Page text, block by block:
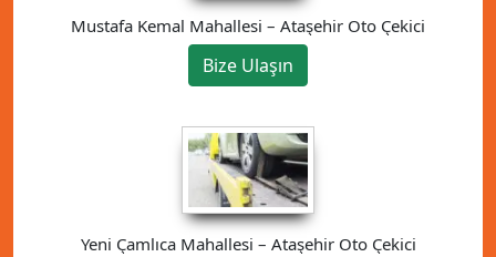
Mustafa Kemal Mahallesi – Ataşehir Oto Çekici
Bize Ulaşın
Yeni Çamlıca Mahallesi – Ataşehir Oto Çekici